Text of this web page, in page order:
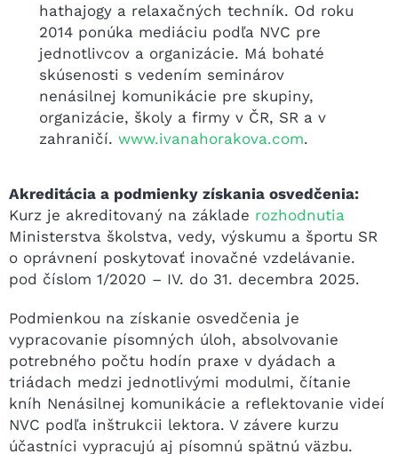
hathajogy a relaxačných techník. Od roku
2014 ponúka mediáciu podľa NVC pre
jednotlivcov a organizácie. Má bohaté
skúsenosti s vedením seminárov
nenásilnej komunikácie pre skupiny,
organizácie, školy a firmy v ČR, SR a v
zahraničí.www.ivanahorakova.com.
Akreditácia a podmienky získania osvedčenia:
Kurz je akreditovaný na základe rozhodnutia
Ministerstva školstva, vedy, výskumu a športu SR
o oprávnení poskytovať inovačné vzdelávanie.
pod číslom 1/2020 – IV. do 31. decembra 2025.
Podmienkou na získanie osvedčenia je
vypracovanie písomných úloh, absolvovanie
potrebného počtu hodín praxe v dyádach a
triádach medzi jednotlivými modulmi, čítanie
kníh Nenásilnej komunikácie a reflektovanie videí
NVC podľa inštrukcii lektora. V závere kurzu
účastníci vypracujú aj písomnú spätnú väzbu.